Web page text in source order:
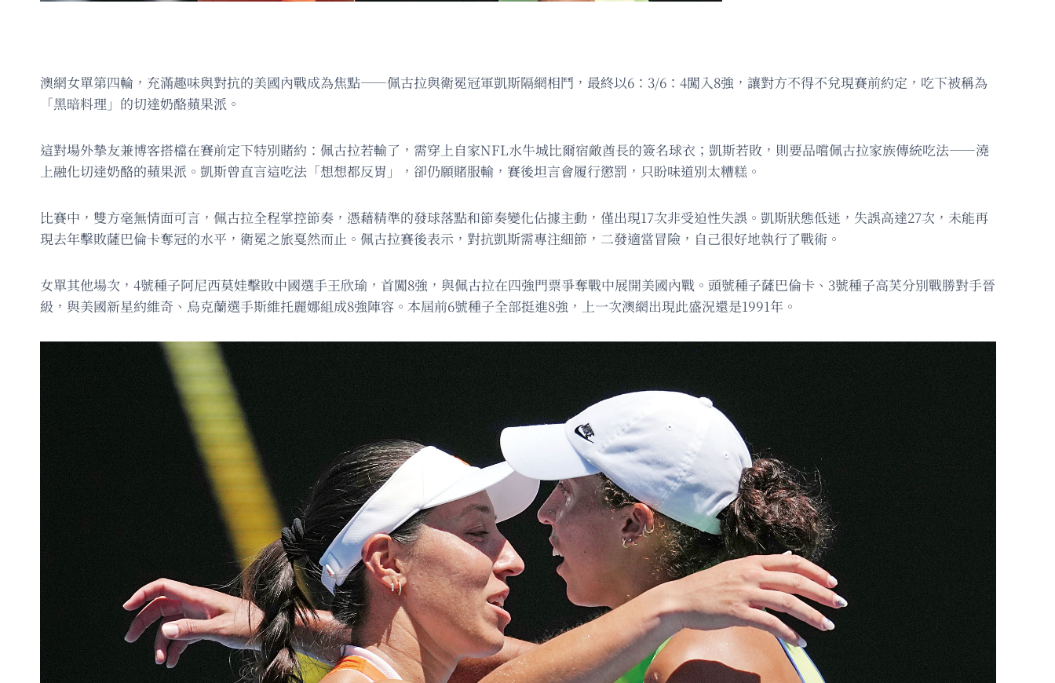
澳網女單第四輪，充滿趣味與對抗的美國內戰成為焦點——佩古拉與衛冕冠軍凱斯隔網相鬥，最終以6：3/6：4闖入8強，讓對方不得不兌現賽前約定，吃下被稱為
「黑暗料理」的切達奶酪蘋果派。
這對場外摯友兼博客搭檔在賽前定下特別賭約：佩古拉若輸了，需穿上自家NFL水牛城比爾宿敵酋長的簽名球衣；凱斯若敗，則要品嚐佩古拉家族傳統吃法——澆
上融化切達奶酪的蘋果派。凱斯曾直言這吃法「想想都反胃」，卻仍願賭服輸，賽後坦言會履行懲罰，只盼味道別太糟糕。
比賽中，雙方毫無情面可言，佩古拉全程掌控節奏，憑藉精準的發球落點和節奏變化佔據主動，僅出現17次非受迫性失誤。凱斯狀態低迷，失誤高達27次，未能再
現去年擊敗薩巴倫卡奪冠的水平，衛冕之旅戛然而止。佩古拉賽後表示，對抗凱斯需專注細節，二發適當冒險，自己很好地執行了戰術。
女單其他場次，4號種子阿尼西莫娃擊敗中國選手王欣瑜，首闖8強，與佩古拉在四強門票爭奪戰中展開美國內戰。頭號種子薩巴倫卡、3號種子高芙分別戰勝對手晉
級，與美國新星約維奇、烏克蘭選手斯維托麗娜組成8強陣容。本屆前6號種子全部挺進8強，上一次澳網出現此盛況還是1991年。